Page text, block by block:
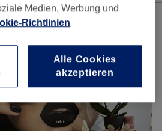
Medien, Werbung und
Richtlinien
Alle Cookies
akzeptieren